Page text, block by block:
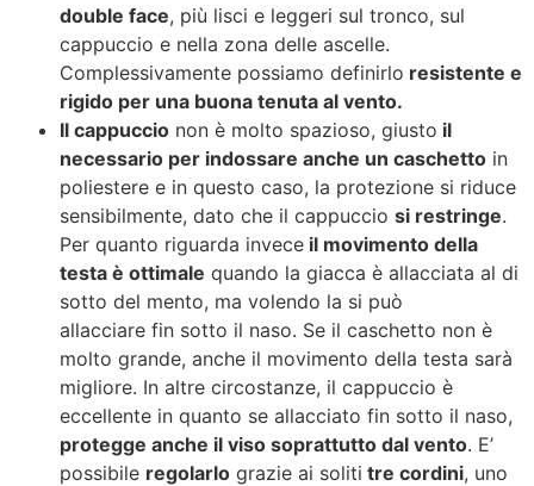
double face, più lisci e leggeri sul tronco, sul
cappuccio e nella zona delle ascelle.
Complessivamente possiamo definirlo resistente e
rigido per una buona tenuta al vento.
Il cappuccio non è molto spazioso, giusto il
necessario per indossare anche un caschetto in
poliestere e in questo caso, la protezione si riduce
sensibilmente, dato che il cappuccio si restringe.
Per quanto riguarda invece il movimento della
testa è ottimale quando la giacca è allacciata al di
sotto del mento, ma volendo la si può
allacciare fin sotto il naso. Se il caschetto non è
molto grande, anche il movimento della testa sarà
migliore. In altre circostanze, il cappuccio è
eccellente in quanto se allacciato fin sotto il naso,
protegge anche il viso soprattutto dal vento. E’
possibile regolarlo grazie ai soliti tre cordini, uno